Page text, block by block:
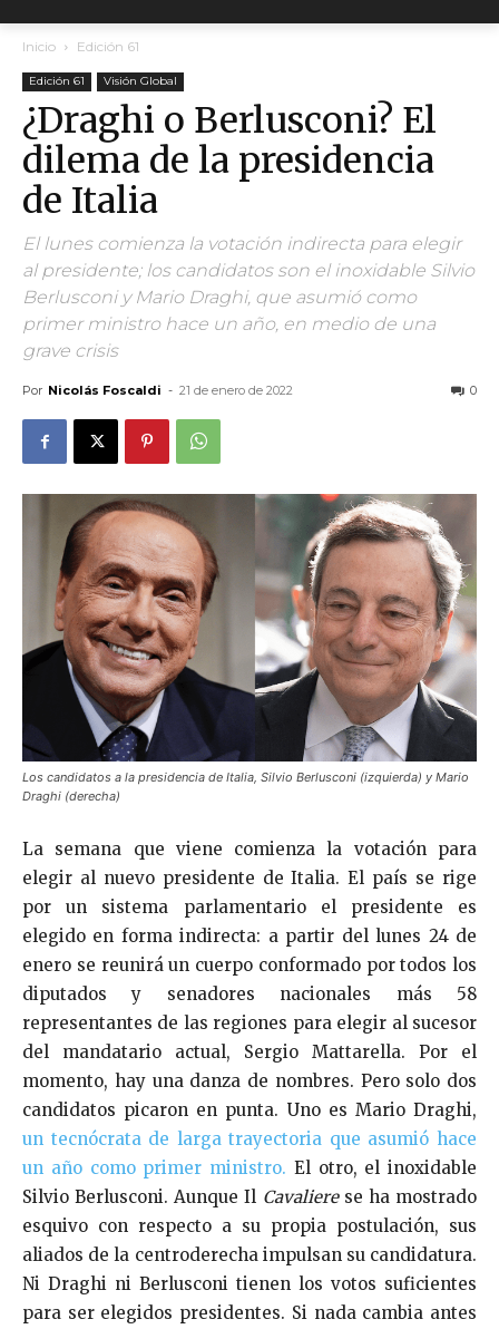
Inicio Edición 61
Edición 61 Visión Global
¿Draghi o Berlusconi? El
dilema de la presidencia
de Italia
El lunes comienza la votación indirecta para elegir
al presidente; los candidatos son el inoxidable Silvio
Berlusconi y Mario Draghi, que asumió como
primer ministro hace un año, en medio de una
grave crisis
Por Nicolás Foscaldi - 21 de enero de 2022 0
Los candidatos a la presidencia de Italia, Silvio Berlusconi (izquierda) y Mario
Draghi (derecha)
La semana que viene comienza la votación para
elegir al nuevo presidente de Italia. El país se rige
por un sistema parlamentario el presidente es
elegido en forma indirecta: a partir del lunes 24 de
enero se reunirá un cuerpo conformado por todos los
diputados y senadores nacionales más 58
representantes de las regiones para elegir al sucesor
del mandatario actual, Sergio Mattarella. Por el
momento, hay una danza de nombres. Pero solo dos
candidatos picaron en punta. Uno es Mario Draghi,
un tecnócrata de larga trayectoria que asumió hace
un año como primer ministro. El otro, el inoxidable
Silvio Berlusconi. Aunque Il Cavaliere se ha mostrado
esquivo con respecto a su propia postulación, sus
aliados de la centroderecha impulsan su candidatura.
Ni Draghi ni Berlusconi tienen los votos suficientes
para ser elegidos presidentes. Si nada cambia antes